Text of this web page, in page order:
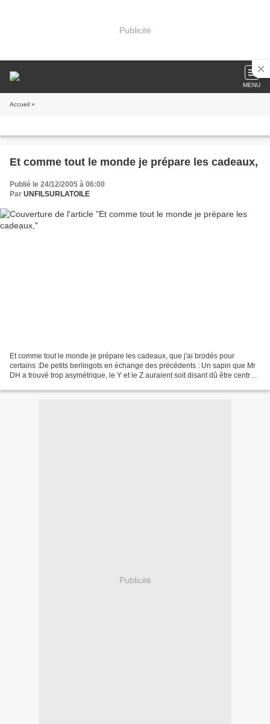
Publicité
MENU
Accueil »
Et comme tout le monde je prépare les cadeaux,
Publié le 24/12/2005 à 06:00
Par UNFILSURLATOILE
Et comme tout le monde je prépare les cadeaux, que j'ai brodés pour
certains :De petits berlingots en échange des précédents : Un sapin que Mr
DH a trouvé trop asymétrique, le Y et le Z auraient soit disant dû être centrés,
Publicité